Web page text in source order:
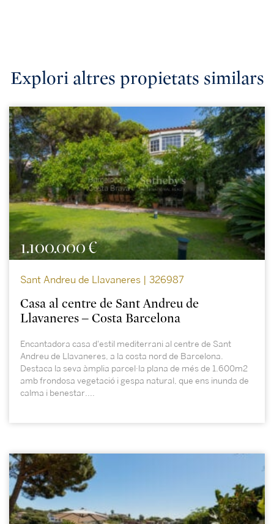
Explori altres propietats similars
1.100.000 €
Sant Andreu de Llavaneres | 326987
Casa al centre de Sant Andreu de
Llavaneres – Costa Barcelona
Encantadora casa d'estil mediterrani al centre de Sant
Andreu de Llavaneres, a la costa nord de Barcelona.
Destaca la seva àmplia parcel·la plana de més de 1.600m2
amb frondosa vegetació i gespa natural, que ens inunda de
calma i benestar....